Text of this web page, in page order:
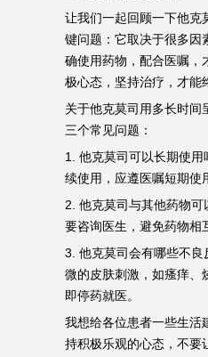
让我们一起回顾一下他克
键问题：它取决于很多因
确使用药物，配合医嘱，
极心态，坚持治疗，才能
关于他克莫司用多长时间
三个常见问题：
1. 他克莫司可以长期使
续使用，应遵医嘱短期使
2. 他克莫司与其他药物
要咨询医生，避免药物相
3. 他克莫司会有哪些不
微的皮肤刺激，如瘙痒、
即停药就医。
我想给各位患者一些生活
持积极乐观的心态，不要